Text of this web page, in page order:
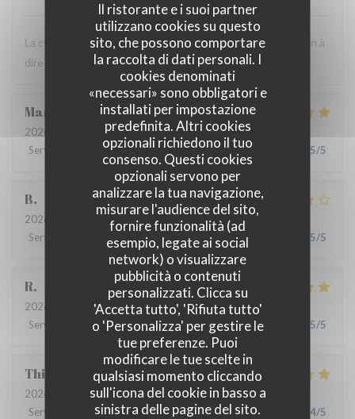
Il ristorante e i suoi partner
utilizzano cookies su questo
sito, che possono comportare
la raccolta di dati personali. I
cookies denominati
«necessari» sono obbligatori e
installati per impostazione
predefinita. Altri cookies
opzionali richiedono il tuo
consenso. Questi cookies
opzionali servono per
analizzare la tua navigazione,
misurare l'audience del sito,
fornire funzionalità (ad
esempio, legate ai social
network) o visualizzare
pubblicità o contenuti
personalizzati. Clicca su
'Accetta tutto', 'Rifiuta tutto'
o 'Personalizza' per gestire le
tue preferenze. Puoi
modificare le tue scelte in
qualsiasi momento cliccando
sull'icona del cookie in basso a
sinistra delle pagine del sito.
La cuisine est très bonne et le personnel est agréable. Rien à
dire ! C'est toujours un bon moment.
Marie
2026-07-21
- 19:30 - Ospiti 2
Servizio
Atmosfera: 5 /5 Cucina:5/5 Qualità / Prezzo 5/5
B
2026-07-08
- 20:00 - Ospiti 4
Servizio
: /5 Cucina 4 Qualità / Prezzo 5/5
R
2026-06-17
- 13:00 - Ospiti 3
Servizio
Atmosfera:4/5 Cucina: 5/5 Qualità / Prezzo 5/5
Thierry
2026-06-11
- 19:30 - Ospiti 2
Servizio
Atmosfera : 4/5 Cucina: 5 /5 Qualità / Prezzo 4/5